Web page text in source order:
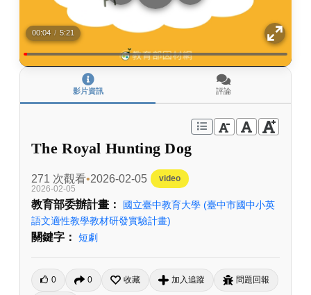
00:04 / 5:21
影片資訊 評論
The Royal Hunting Dog
271 次觀看 2026-02-05
video
2026-02-05
教育部委辦計畫： 國立臺中教育大學 (臺中市國中小英
語文適性教學教材研發實驗計畫)
關鍵字： 短劇
0 0 收藏 加入追蹤 問題回報